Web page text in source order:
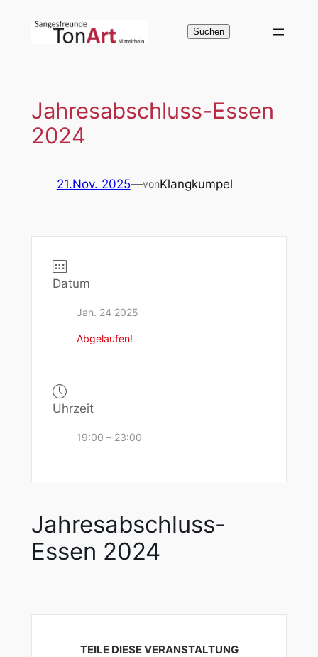
Suchen
Suchen
Jahresabschluss-Essen
2024
21.Nov. 2025—vonKlangkumpel
Datum
Jan. 24 2025
Abgelaufen!
Uhrzeit
19:00 – 23:00
Jahresabschluss-
Essen 2024
TEILE DIESE VERANSTALTUNG